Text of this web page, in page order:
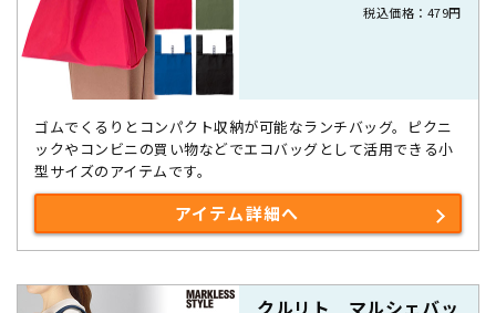
税込価格：479円
ゴムでくるりとコンパクト収納が可能なランチバッグ。ピクニ
ックやコンビニの買い物などでエコバッグとして活用できる小
型サイズのアイテムです。
アイテム詳細へ